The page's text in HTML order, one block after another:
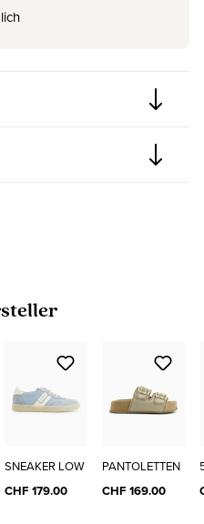
SNEAKER LOW
CHF 179.00
PANTOLETTEN
CHF 169.00